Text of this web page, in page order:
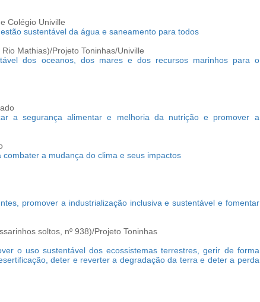
Colégio Univille
sustentável da água e saneamento para todos
Mathias)/Projeto Toninhas/Univille
dos oceanos, dos mares e dos recursos marinhos para o
a segurança alimentar e melhoria da nutrição e promover a
a mudança do clima e seus impactos
promover a industrialização inclusiva e sustentável e fomentar
soltos, nº 938)/Projeto Toninhas
o uso sustentável dos ecossistemas terrestres, gerir de forma
deter e reverter a degradação da terra e deter a perda